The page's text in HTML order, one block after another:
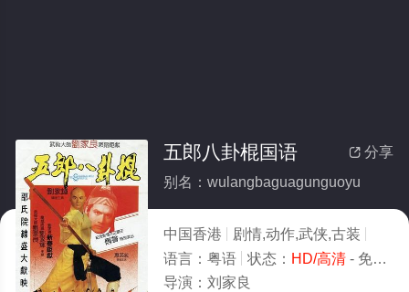
 分享
五郎八卦棍国语
别名：wulangbaguagunguoyu
中国香港 剧情,动作,武侠,古装
语言： 粤语 状态： HD/高清- 免费观看
导演： 刘家良